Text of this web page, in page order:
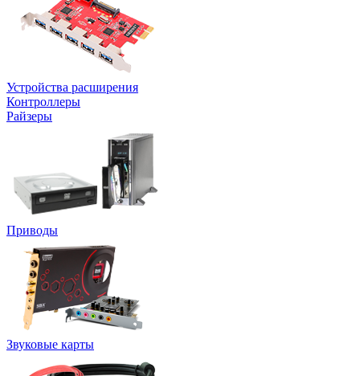
Устройства расширения
Контроллеры
Райзеры
Приводы
Звуковые карты